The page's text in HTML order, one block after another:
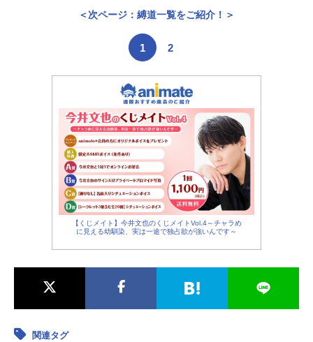
＜次ページ：縛道一覧をご紹介！＞
1 2
【くじメイト】今井文也のくじメイトVol.4～チャラめ
に見える幼馴染、実は一途で独占欲が強いんです～
関連タグ